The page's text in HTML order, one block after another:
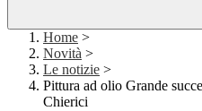
Home >
Novità >
Le notizie >
Pittura ad olio Grande
Chierici